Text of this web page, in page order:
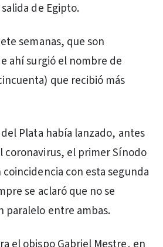
de Egipto.
semanas, que son
ahí surgió el nombre de
que recibió más
del Plata había lanzado, antes
coronavirus, el primer Sínodo
coincidencia con esta segunda
se aclaró que no se
paralelo entre ambas.